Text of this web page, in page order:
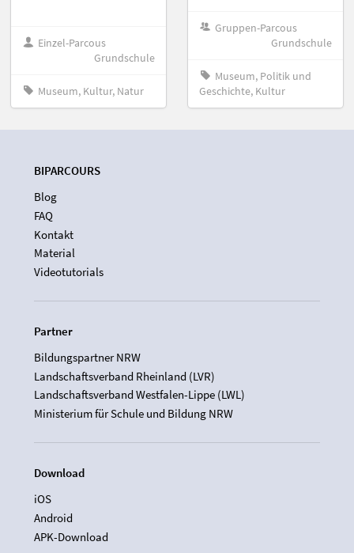
Einzel-Parcous
Grundschule
Museum, Kultur, Natur
Gruppen-Parcous
Grundschule
Museum, Politik und
Geschichte, Kultur
BIPARCOURS
Blog
FAQ
Kontakt
Material
Videotutorials
Partner
Bildungspartner NRW
Landschaftsverband Rheinland (LVR)
Landschaftsverband Westfalen-Lippe (LWL)
Ministerium für Schule und Bildung NRW
Download
iOS
Android
APK-Download